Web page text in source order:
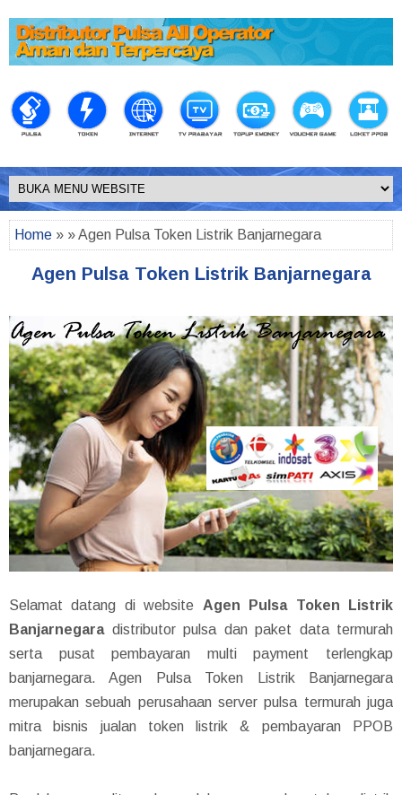
Home » » Agen Pulsa Token Listrik Banjarnegara
Agen Pulsa Token Listrik Banjarnegara
Selamat datang di website Agen Pulsa Token Listrik
Banjarnegaradistributor pulsa dan paket data termurah
serta pusat pembayaran multi payment terlengkap
banjarnegara. Agen Pulsa Token Listrik Banjarnegara
merupakan sebuah perusahaan server pulsa termurah juga
mitra bisnis jualan token listrik & pembayaran PPOB
banjarnegara.